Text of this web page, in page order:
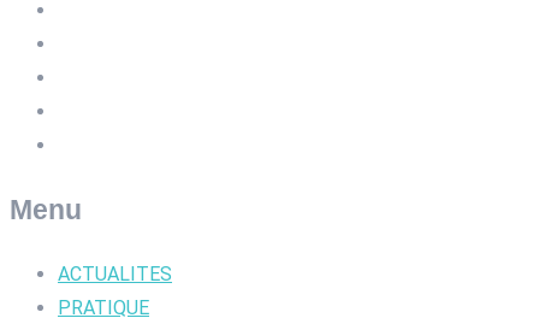
Menu
ACTUALITES
PRATIQUE